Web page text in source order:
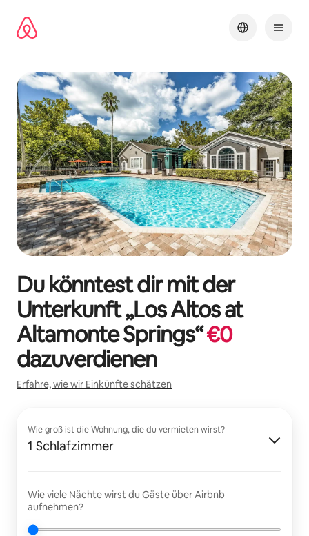
Inhalten
springen
Du könntest dir mit der
Unterkunft „Los Altos at
Altamonte Springs“€0
dazuverdienen
Erfahre, wie wir Einkünfte schätzen
Wie groß ist die Wohnung, die du vermieten wirst?
1 Schlafzimmer
Wie viele Nächte wirst du Gäste über Airbnb
aufnehmen?